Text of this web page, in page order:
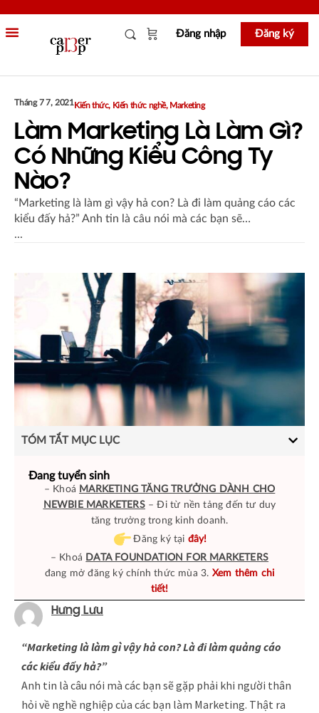
Đăng nhập Đăng ký
Tháng 7 7, 2021Kiến thức, Kiến thức nghề, Marketing
Làm Marketing Là Làm Gì?
Có Những Kiểu Công Ty
Nào?
“Marketing là làm gì vậy hả con? Là đi làm quảng cáo các
kiểu đấy hả?” Anh tin là câu nói mà các bạn sẽ…
...
TÓM TẮT MỤC LỤC
Đang tuyển sinh
– Khoá MARKETING TĂNG TRƯỞNG DÀNH CHO
NEWBIE MARKETERS– Đi từ nền tảng đến tư duy
tăng trưởng trong kinh doanh.
Đăng ký tại đây!
– Khoá DATA FOUNDATION FOR MARKETERS
đang mở đăng ký chính thức mùa 3. Xem thêm chi
tiết!
Hưng Lưu
“Marketing là làm gì vậy hả con? Là đi làm quảng cáo
các kiểu đấy hả?”
Anh tin là câu nói mà các bạn sẽ gặp phải khi người thân
hỏi về nghề nghiệp của các bạn làm Marketing. Thật ra